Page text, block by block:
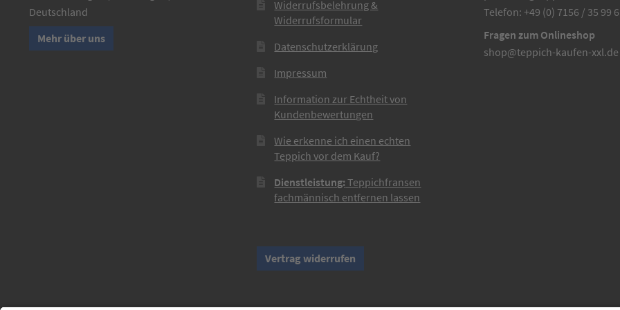
Deutschland
Mehr über uns
Widerrufsbelehrung &
Widerrufsformular
Datenschutzerklärung
Impressum
Information zur Echtheit von
Kundenbewertungen
Wie erkenne ich einen echten
Teppich vor dem Kauf?
Dienstleistung: Teppichfransen
fachmännisch entfernen lassen
Vertrag widerrufen
Telefon: +49 (0) 7156 / 35 99
Fragen zum Onlineshop
shop@teppich-kaufen-xxl.de